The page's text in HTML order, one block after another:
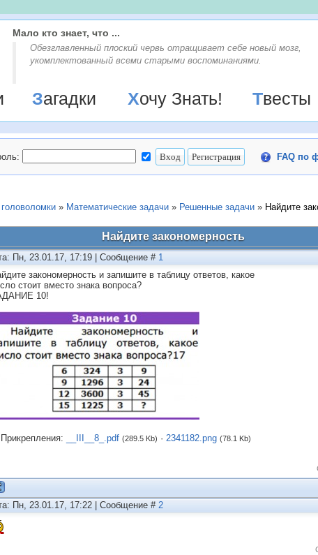
Мало кто знает, что ...
Обезглавленный плоский червь отращивает себе новый мозг,
укомплектованный всеми старыми воспоминаниями.
Загадки Хочу Знать! Твесты
FAQ по
» Математические задачи » Решенные задачи » Найдите
Найдите закономерность
Пн, 23.01.17, 17:19 | Сообщение # 1
закономерность и запишите в таблицу ответов, какое
стоит вместо знака вопроса?
10!
Прикрепления: __III__8_.pdf (289.5 Kb) · 2341182.png (78.1 Kb)
Пн, 23.01.17, 17:22 | Сообщение # 2